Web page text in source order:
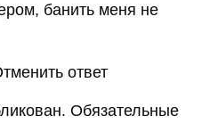
банить меня не
ответ
Обязательные